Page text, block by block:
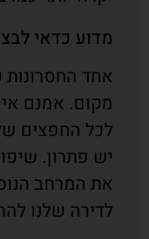
מדוע כדאי
אחד החסרונות
מקום. אמנם
לכל החפצים
יש פתרון.
את המרחב
לדירה שלנו